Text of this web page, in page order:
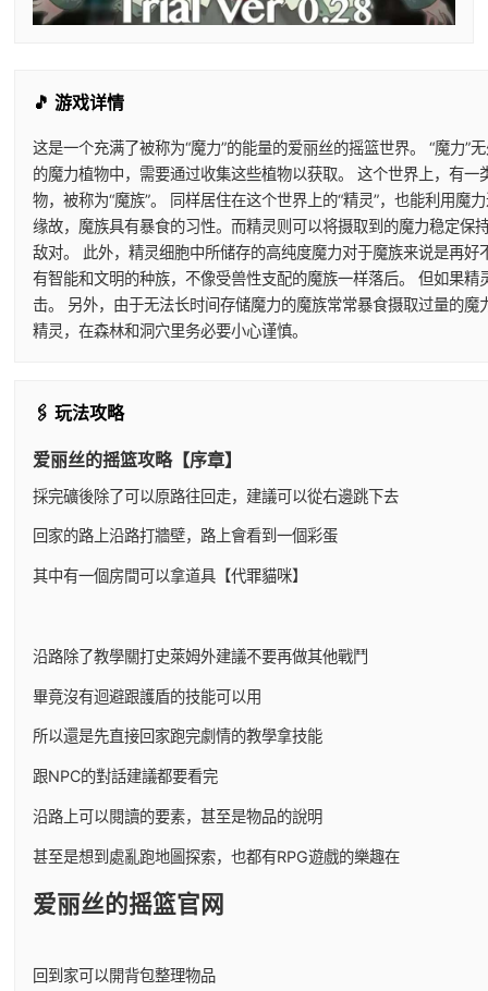
🎵 游戏详情
这是一个充满了被称为“魔力”的能量的爱丽丝的摇篮世界。 “魔力
的魔力植物中，需要通过收集这些植物以获取。 这个世界上，有
物，被称为“魔族”。 同样居住在这个世界上的“精灵”，也能利用
缘故，魔族具有暴食的习性。而精灵则可以将摄取到的魔力稳定
敌对。 此外，精灵细胞中所储存的高纯度魔力对于魔族来说是再
有智能和文明的种族，不像受兽性支配的魔族一样落后。 但如果
击。 另外，由于无法长时间存储魔力的魔族常常暴食摄取过量的
精灵，在森林和洞穴里务必要小心谨慎。
🖇️ 玩法攻略
爱丽丝的摇篮攻略【序章】
採完礦後除了可以原路往回走，建議可以從右邊跳下去
回家的路上沿路打牆壁，路上會看到一個彩蛋
其中有一個房間可以拿道具【代罪貓咪】
沿路除了教學關打史萊姆外建議不要再做其他戰鬥
畢竟沒有迴避跟護盾的技能可以用
所以還是先直接回家跑完劇情的教學拿技能
跟NPC的對話建議都要看完
沿路上可以閱讀的要素，甚至是物品的說明
甚至是想到處亂跑地圖探索，也都有RPG遊戲的樂趣在
爱丽丝的摇篮官网
回到家可以開背包整理物品